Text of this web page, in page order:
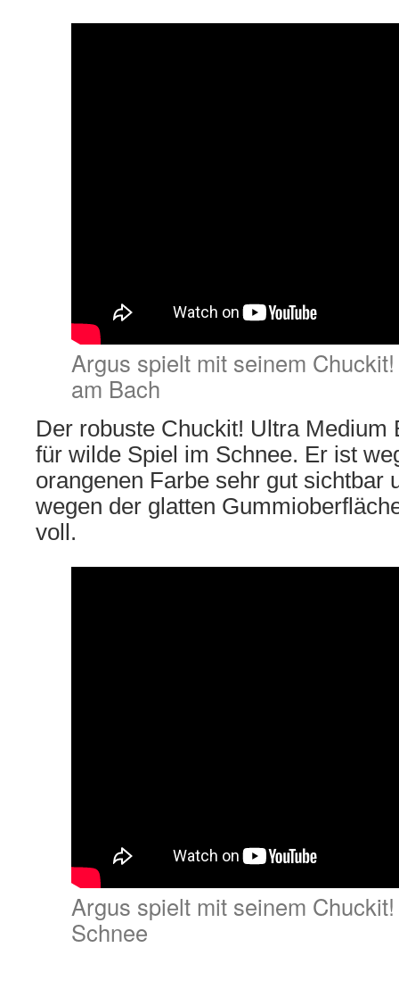
Argus spielt mit seinem
am Bach
Der robuste Chuckit! Ultra Medium
für wilde Spiel im Schnee. Er ist
orangenen Farbe sehr gut sichtbar
wegen der glatten
voll.
Argus spielt mit seinem
Schnee